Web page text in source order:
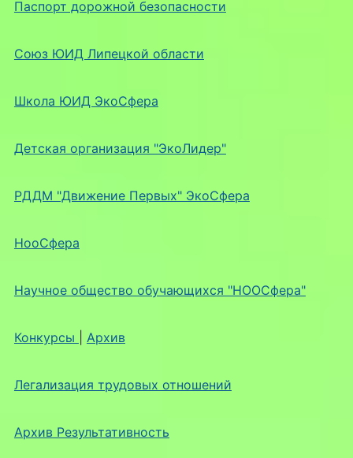
Паспорт дорожной безопасности
Союз ЮИД Липецкой области
Школа ЮИД ЭкоСфера
Детская организация "ЭкоЛидер"
РДДМ "Движение Первых" ЭкоСфера
НооСфера
Научное общество обучающихся "НООСфера"
Конкурсы Архив
Легализация трудовых отношений
Архив Результативность